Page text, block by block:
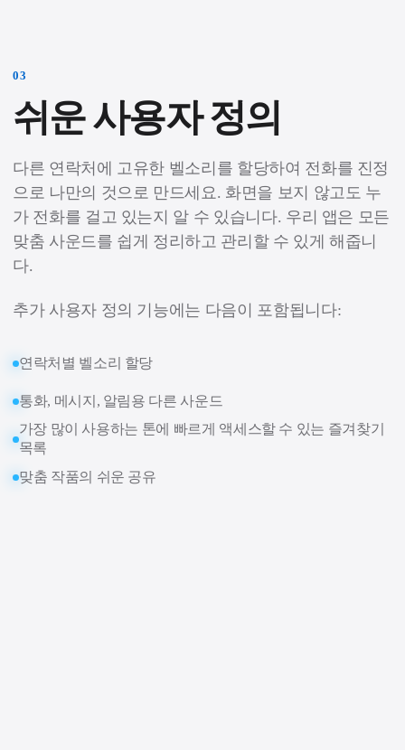
03
쉬운 사용자 정의
다른 연락처에 고유한 벨소리를 할당하여 전화를 진정
으로 나만의 것으로 만드세요. 화면을 보지 않고도 누
가 전화를 걸고 있는지 알 수 있습니다. 우리 앱은 모든
맞춤 사운드를 쉽게 정리하고 관리할 수 있게 해줍니
다.
추가 사용자 정의 기능에는 다음이 포함됩니다:
연락처별 벨소리 할당
통화, 메시지, 알림용 다른 사운드
가장 많이 사용하는 톤에 빠르게 액세스할 수 있는 즐겨찾기
목록
맞춤 작품의 쉬운 공유